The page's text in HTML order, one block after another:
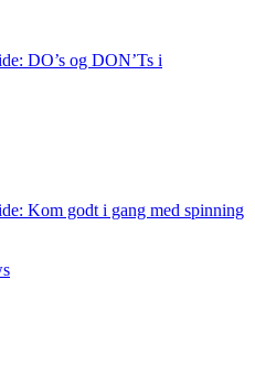
DO’s og DON’Ts i
Kom godt i gang med spinning